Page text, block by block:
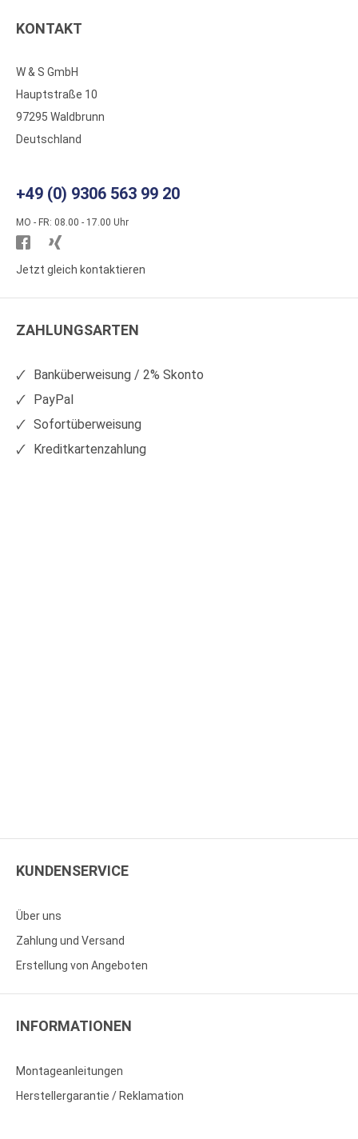
KONTAKT
W & S GmbH
Hauptstraße 10
97295 Waldbrunn
Deutschland
+49 (0) 9306 563 99 20
MO - FR: 08.00 - 17.00 Uhr
Besuchen
Sie
auf
Sie
auf
Jetzt gleich kontaktieren
ZAHLUNGSARTEN
Banküberweisung / 2% Skonto
PayPal
Sofortüberweisung
Kreditkartenzahlung
KUNDENSERVICE
Über uns
Zahlung und Versand
Erstellung von Angeboten
INFORMATIONEN
Montageanleitungen
Herstellergarantie / Reklamation